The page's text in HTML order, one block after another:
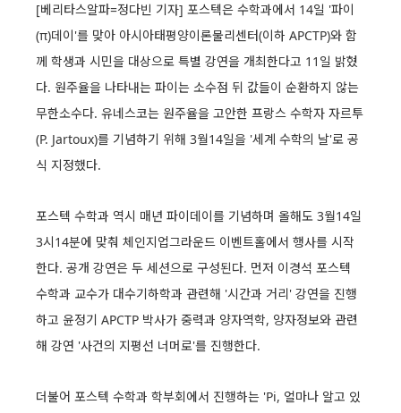
[베리타스알파=정다빈 기자] 포스텍은 수학과에서 14일 '파이
(π)데이'를 맞아 아시아태평양이론물리센터(이하 APCTP)와 함
께 학생과 시민을 대상으로 특별 강연을 개최한다고 11일 밝혔
다. 원주율을 나타내는 파이는 소수점 뒤 값들이 순환하지 않는
무한소수다. 유네스코는 원주율을 고안한 프랑스 수학자 자르투
(P. Jartoux)를 기념하기 위해 3월14일을 '세계 수학의 날'로 공
식 지정했다.
포스텍 수학과 역시 매년 파이데이를 기념하며 올해도 3월14일
3시14분에 맞춰 체인지업그라운드 이벤트홀에서 행사를 시작
한다. 공개 강연은 두 세션으로 구성된다. 먼저 이경석 포스텍
수학과 교수가 대수기하학과 관련해 '시간과 거리' 강연을 진행
하고 윤정기 APCTP 박사가 중력과 양자역학, 양자정보와 관련
해 강연 '사건의 지평선 너머로'를 진행한다.
더불어 포스텍 수학과 학부회에서 진행하는 'Pi, 얼마나 알고 있